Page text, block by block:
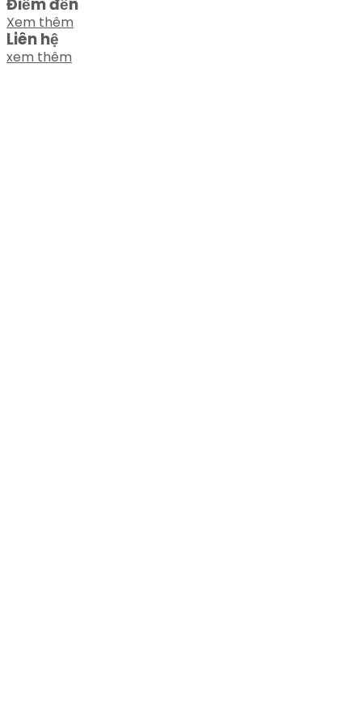
Điểm đến
Xem thêm
Liên hệ
xem thêm